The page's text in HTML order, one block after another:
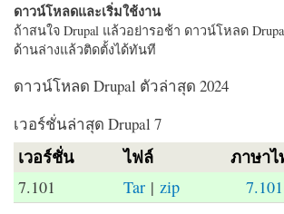
ดาวน์โหลดและเริ่มใช้งาน
ถ้าสนใจ Drupal แล้วอย่ารอช้า ดาวน์โหลด
ด้านล่างแล้วติดตั้งได้ทันที
ดาวน์โหลด Drupal ตัวล่าสุด 2024
เวอร์ชั่นล่าสุด Drupal 7
เวอร์ชั่น ไฟล์ ภาษาไ
7.101 Tar |zip 7.101